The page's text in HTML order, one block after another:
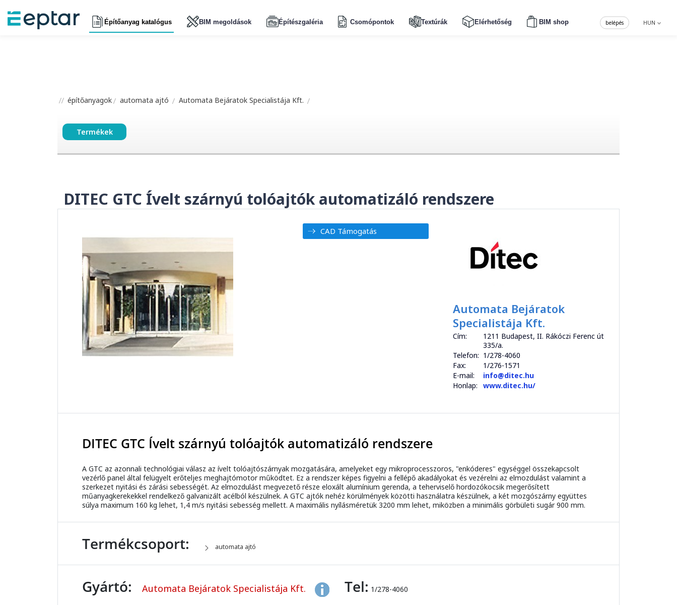
Építőanyag katalógus BIM megoldások Építészgaléria Csomópontok Textúrák Elérhetőség BIM shop HUN
belépés
építőanyagok automata ajtó Automata Bejáratok Specialistája Kft.
Termékek
DITEC GTC Ívelt szárnyú tolóajtók automatizáló rendszere
CAD Támogatás
Automata Bejáratok
Specialistája Kft.
Cím:
1211 Budapest, II. Rákóczi Ferenc út
335/a.
Telefon: 1/278-4060
Fax:
1/276-1571
E-mail:
info@ditec.hu
Honlap:
www.ditec.hu/
DITEC GTC Ívelt szárnyú tolóajtók automatizáló rendszere
A GTC az azonnali technológiai válasz az ívelt tolóajtószárnyak mozgatására, amelyeket egy mikroprocesszoros, "enkóderes" egységgel összekapcsolt
vezérlő panel által felügyelt erőteljes meghajtómotor működtet. Ez a rendszer képes figyelni a fellépő akadályokat és vezérelni az elmozdulást valamint a
szerkezet nyitási és zárási sebességét. Az elmozdulást megvezető része eloxált alumínium gerenda, a teherviselő hordozókocsik megerősített
műanyagkerekekkel rendelkező galvanizált acélból készülnek. A GTC ajtók nehéz körülmények közötti használatra készülnek, a két mozgószárny együttes
súlya maximum 160 kg lehet, 1,4 m/s nyitási sebesség mellett. A maximális nyílásméretük 3200 mm lehet, miközben a minimális görbületi sugár 900 mm.
Termékcsoport: automata ajtó
Gyártó: Automata Bejáratok Specialistája Kft. Tel: 1/278-4060